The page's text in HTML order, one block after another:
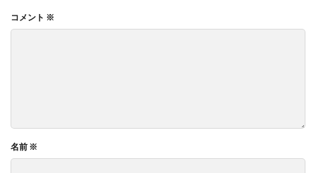
コメント ※
名前 ※